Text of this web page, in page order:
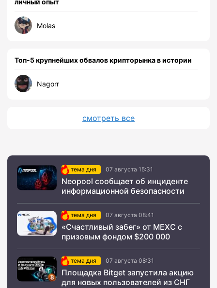
личный опыт
Molas
Топ-5 крупнейших обвалов крипторынка в истории
Nagorr
смотреть все
тема дня 07 августа 15:31
Neopool сообщает об инциденте
информационной безопасности
тема дня 07 августа 08:41
«Счастливый забег» от MEXC с
призовым фондом $200 000
тема дня 07 августа 08:31
Площадка Bitget запустила акцию
для новых пользователей из СНГ